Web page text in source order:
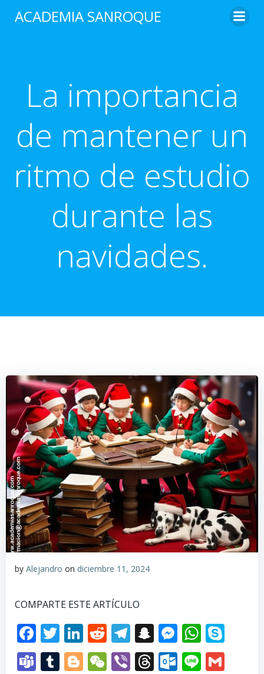
al
ACADEMIA SANROQUE
La importancia
de mantener un
ritmo de estudio
durante las
navidades.
by Alejandro on diciembre 11, 2024
COMPARTE ESTE ARTÍCULO
Facebook
Twitter
LinkedIn
Reddit
Telegram
Snapchat
Teams
Tumblr
Blogger
WeChat
ViberThreads
Line